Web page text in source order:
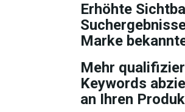
Erhöhte
Marke
Mehr
Keywords
an Ihren